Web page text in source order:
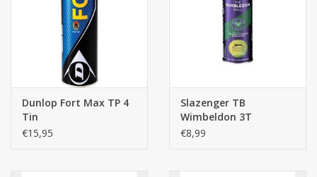
Dunlop Fort Max TP 4
Tin
€15,95
Slazenger TB
Wimbeldon 3T
€8,99